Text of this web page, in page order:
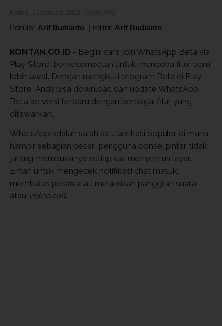
Penulis: Arif Budianto | Editor: Arif Budianto
KONTAN.CO.ID - Begini cara join WhatsApp Beta via
Play Store, berkesempatan untuk mencoba fitur baru
lebih awal. Dengan mengikuti program Beta di Play
Store, Anda bisa download dan update WhatsApp
Beta ke versi terbaru dengan berbagai fitur yang
ditawarkan.
WhatsApp adalah salah satu aplikasi populer di mana
hampir sebagian pesar pengguna ponsel pintar tidak
jarang membukanya setiap kali menyentuh layar.
Entah untuk mengecek notifikasi chat masuk,
membalas pesan atau melakukan panggilan suara
atau video call.